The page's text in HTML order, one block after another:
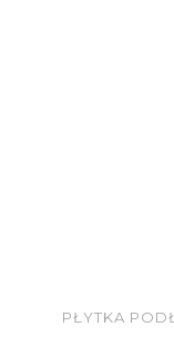
PŁYTKA